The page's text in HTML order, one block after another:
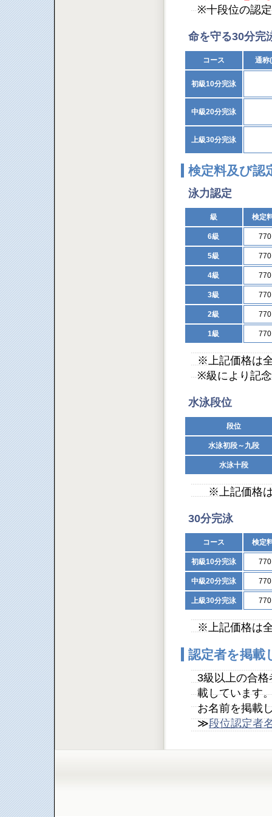
※十段位の認
命を守る30分完
コース 通称
初級10分完泳
中級20分完泳
上級30分完泳
検定料及び認
泳力認定
級 検定
6級
5級
4級
3級
2級
1級
※上記価格は
※級により記
水泳段位
段位
水泳初段～九段
水泳十段
※上記価格は
30分完泳
コース 検定
初級10分完泳
中級20分完泳
上級30分完泳
※上記価格は
認定者を掲載
3級以上の合
載しています
お名前を掲載
≫段位認定者